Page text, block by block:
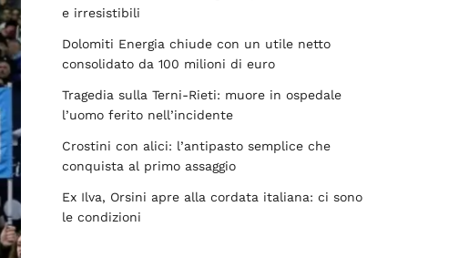
e irresistibili
Dolomiti Energia chiude con un utile netto
consolidato da 100 milioni di euro
Tragedia sulla Terni-Rieti: muore in ospedale
l’uomo ferito nell’incidente
Crostini con alici: l’antipasto semplice che
conquista al primo assaggio
Ex Ilva, Orsini apre alla cordata italiana: ci sono
le condizioni